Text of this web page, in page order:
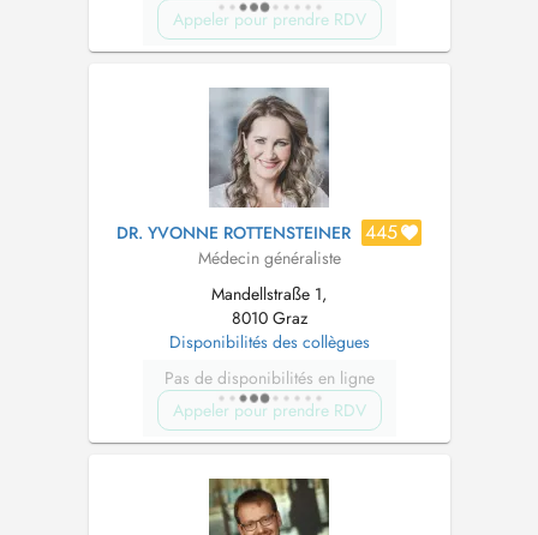
Appeler pour prendre RDV
DR. YVONNE ROTTENSTEINER 445
Médecin généraliste
Mandellstraße 1,
8010 Graz
Disponibilités des collègues
Pas de disponibilités en ligne
Appeler pour prendre RDV